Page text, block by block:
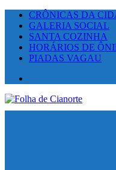
CRÔNICAS DA
GALERIA SOCIAL
SANTA COZINHA
HORÁRIOS DE
PIADAS VAGAU